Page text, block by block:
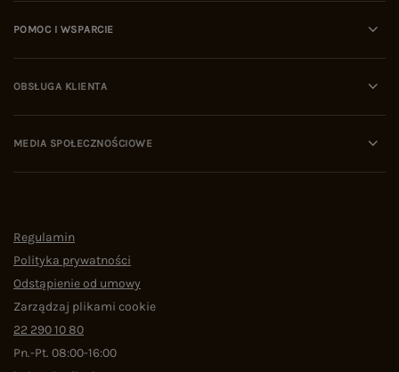
POMOC I WSPARCIE
OBSŁUGA KLIENTA
MEDIA SPOŁECZNOŚCIOWE
Regulamin
Polityka prywatności
Odstąpienie od umowy
Zarządzaj plikami cookie
22 290 10 80
Pn.-Pt. 08:00-16:00